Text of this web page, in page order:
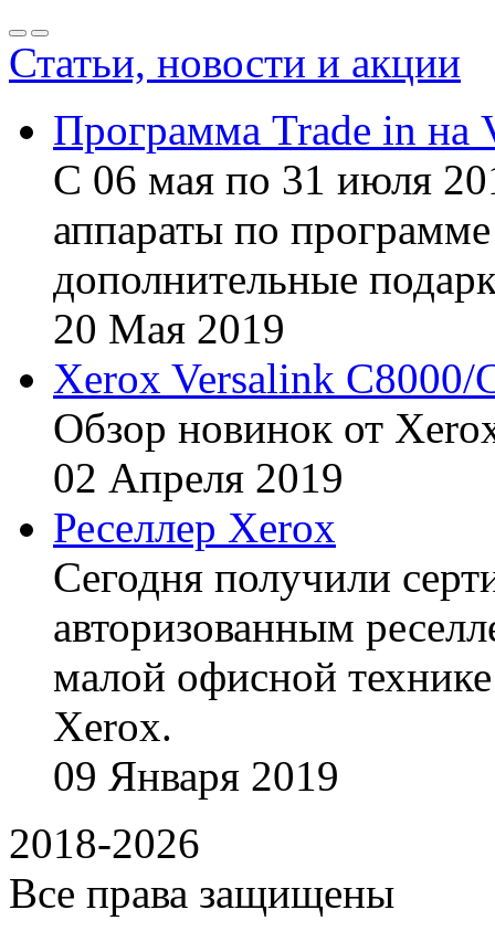
Статьи, новости и акции
Программа Trade in на
С 06 мая по 31 июля
аппараты по
дополнительные
20 Мая 2019
Xerox Versalink C8000/
Обзор новинок от
02 Апреля 2019
Реселлер Xerox
Сегодня получили
авторизованным
малой офисной
Xerox.
09 Января 2019
2018-2026
Все права защищены